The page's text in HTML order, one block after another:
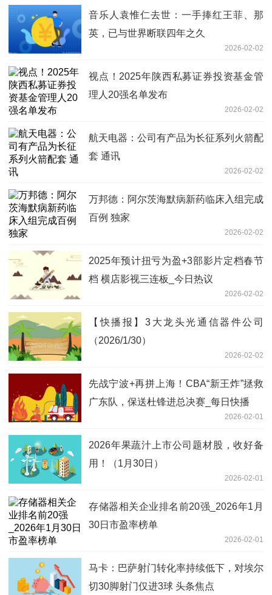
音乐人袁惟仁去世：一手捧红王菲、那
英，已与世界断联四年之久
2026-02-02
视点！2025年陕西私募证券投资基金管
理人20强名单发布
2026-02-02
航天电器：公司有产品为长征系列火箭配
套 通讯
2026-02-02
万邦德：阿尔茨海默病新药临床入组完成
百例 独家
2026-02-02
2025年预计扭亏为盈+3部影片定档春节
档 横店影视三连板_今日热议
2026-02-02
【快播报】3大龙头光通信器件公司
（2026/1/30）
2026-02-02
先战宁波+再拼上海！CBA“新王炸”拯救
广东队，保送杜锋进总决赛_每日快播
2026-02-01
2026年果蔬汁上市公司题材股，收好备
用！（1月30日）
2026-02-01
存储器相关企业排名前20强_2026年1月
30日市盈率榜单
2026-02-01
马卡：巴萨射门转化率持续低下，对埃尔
切30脚射门仅进3球 头条焦点